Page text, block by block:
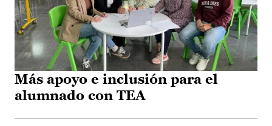
Más apoyo e inclusión para el
alumnado con TEA